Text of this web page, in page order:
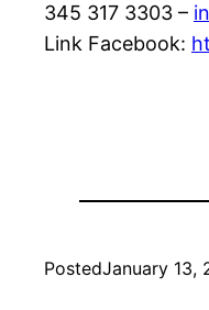
345 317 3303 –
Link Facebook:
PostedJanuary 13,